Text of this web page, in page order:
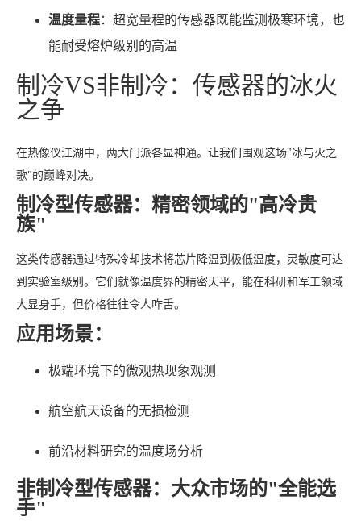
温度量程：超宽量程的传感器既能监测极寒环境，也
能耐受熔炉级别的高温
制冷VS非制冷：传感器的冰火
之争
在热像仪江湖中，两大门派各显神通。让我们围观这场"冰与火之
歌"的巅峰对决。
制冷型传感器：精密领域的"高冷贵
族"
这类传感器通过特殊冷却技术将芯片降温到极低温度，灵敏度可达
到实验室级别。它们就像温度界的精密天平，能在科研和军工领域
大显身手，但价格往往令人咋舌。
应用场景：
极端环境下的微观热现象观测
航空航天设备的无损检测
前沿材料研究的温度场分析
非制冷型传感器：大众市场的"全能选
手"